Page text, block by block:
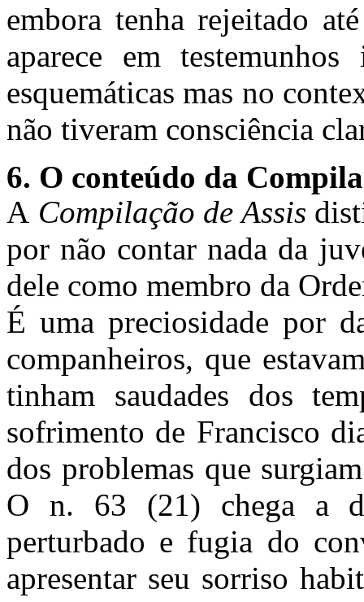
embora tenha rejeitado
aparece em
esquemáticas mas no
não tiveram consciência
6. O conteúdo da
A Compilação de Assis
por não contar nada da
dele como membro da
É uma preciosidade por
companheiros, que
tinham saudades dos
sofrimento de Francisco
dos problemas que
O n. 63 (21) chega a
perturbado e fugia do
apresentar seu sorriso